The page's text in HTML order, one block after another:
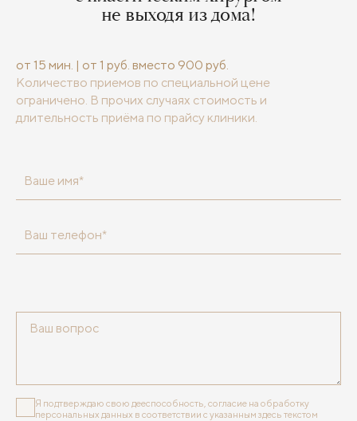
не выходя из дома!
от 15 мин. | от 1 руб. вместо 900 руб.
Количество приемов по специальной цене
ограничено. В прочих случаях стоимость и
длительность приёма по прайсу клиники.
Ваше имя*
Ваш телефон*
Я подтверждаю свою дееспособность, согласие на обработку
персональных данных в соответствии с указанным здесь текстом